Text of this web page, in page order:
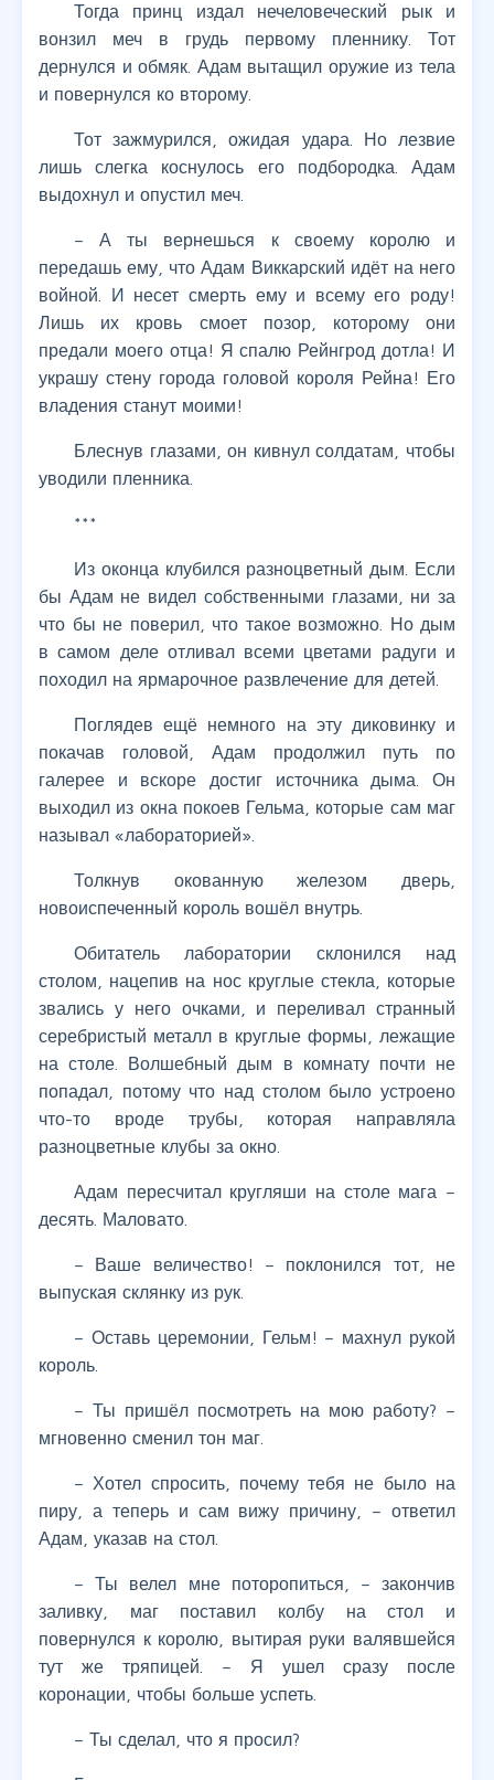
Тогда принц издал нечеловеческий рык и
вонзил меч в грудь первому пленнику. Тот
дернулся и обмяк. Адам вытащил оружие из тела
и повернулся ко второму.
Тот зажмурился, ожидая удара. Но лезвие
лишь слегка коснулось его подбородка. Адам
выдохнул и опустил меч.
– А ты вернешься к своему королю и
передашь ему, что Адам Виккарский идёт на него
войной. И несет смерть ему и всему его роду!
Лишь их кровь смоет позор, которому они
предали моего отца! Я спалю Рейнгрод дотла! И
украшу стену города головой короля Рейна! Его
владения станут моими!
Блеснув глазами, он кивнул солдатам, чтобы
уводили пленника.
***
Из оконца клубился разноцветный дым. Если
бы Адам не видел собственными глазами, ни за
что бы не поверил, что такое возможно. Но дым
в самом деле отливал всеми цветами радуги и
походил на ярмарочное развлечение для детей.
Поглядев ещё немного на эту диковинку и
покачав головой, Адам продолжил путь по
галерее и вскоре достиг источника дыма. Он
выходил из окна покоев Гельма, которые сам маг
называл «лабораторией».
Толкнув окованную железом дверь,
новоиспеченный король вошёл внутрь.
Обитатель лаборатории склонился над
столом, нацепив на нос круглые стекла, которые
звались у него очками, и переливал странный
серебристый металл в круглые формы, лежащие
на столе. Волшебный дым в комнату почти не
попадал, потому что над столом было устроено
что-то вроде трубы, которая направляла
разноцветные клубы за окно.
Адам пересчитал кругляши на столе мага –
десять. Маловато.
– Ваше величество! – поклонился тот, не
выпуская склянку из рук.
– Оставь церемонии, Гельм! – махнул рукой
король.
– Ты пришёл посмотреть на мою работу? –
мгновенно сменил тон маг.
– Хотел спросить, почему тебя не было на
пиру, а теперь и сам вижу причину, – ответил
Адам, указав на стол.
– Ты велел мне поторопиться, – закончив
заливку, маг поставил колбу на стол и
повернулся к королю, вытирая руки валявшейся
тут же тряпицей. – Я ушел сразу после
коронации, чтобы больше успеть.
– Ты сделал, что я просил?